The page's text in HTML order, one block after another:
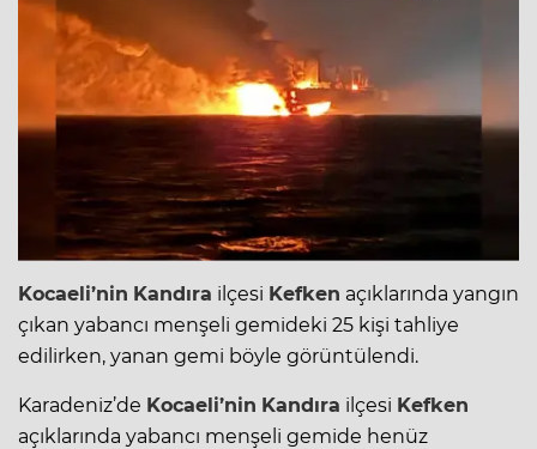
Kocaeli’nin Kandıra ilçesi Kefken açıklarında yangın
çıkan yabancı menşeli gemideki 25 kişi tahliye
edilirken, yanan gemi böyle görüntülendi.
Karadeniz’de Kocaeli’nin Kandıra ilçesi Kefken
açıklarında yabancı menşeli gemide henüz